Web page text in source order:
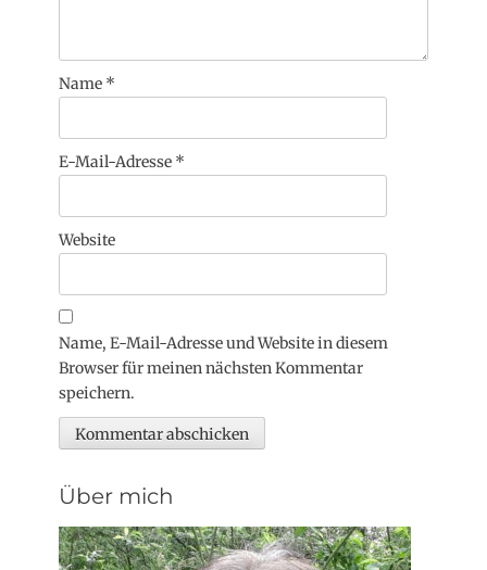
Name *
E-Mail-Adresse *
Website
Name, E-Mail-Adresse und Website in diesem
Browser für meinen nächsten Kommentar
speichern.
Über mich